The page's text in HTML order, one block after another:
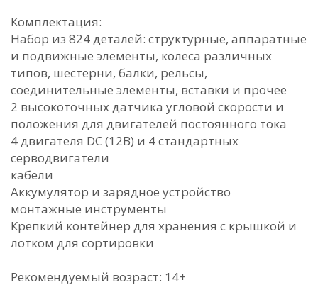
Комплектация:
Набор из 824 деталей: структурные, аппаратные
и подвижные элементы, колеса различных
типов, шестерни, балки, рельсы,
соединительные элементы, вставки и прочее
2 высокоточных датчика угловой скорости и
положения для двигателей постоянного тока
4 двигателя DC (12В) и 4 стандартных
серводвигатели
кабели
Аккумулятор и зарядное устройство
монтажные инструменты
Крепкий контейнер для хранения с крышкой и
лотком для сортировки
Рекомендуемый возраст: 14+